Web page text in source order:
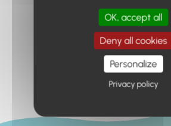
recherché.
Retour à l'accueil
OK, accept all
Deny all cookies
Personalize
Privacy policy